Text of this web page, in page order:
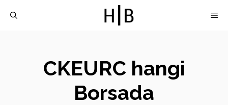
CKEURC hangi
Borsada